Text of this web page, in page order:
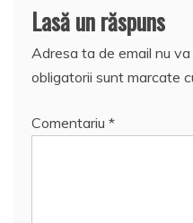
Lasă un răspuns
Adresa ta de email nu
obligatorii sunt marcate
Comentariu *